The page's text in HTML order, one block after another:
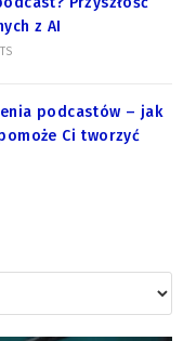
z AI
podcastów – jak
Ci tworzyć